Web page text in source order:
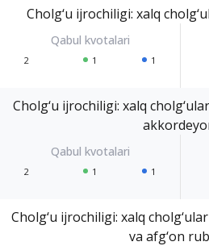
Cholg‘u ijrochiligi: xalq
2 1 1
Cholg‘u ijrochiligi: xalq
2 1 1
Cholg‘u ijrochiligi: xalq
va afg‘on